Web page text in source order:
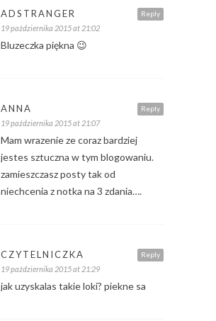
Reply
ADSTRANGER
19 października 2015 at 21:02
Bluzeczka piękna 😉
Reply
ANNA
19 października 2015 at 21:07
Mam wrazenie ze coraz bardziej
jestes sztuczna w tym blogowaniu.
zamieszczasz posty tak od
niechcenia z notka na 3 zdania….
Reply
CZYTELNICZKA
19 października 2015 at 21:29
jak uzyskalas takie loki? piekne sa